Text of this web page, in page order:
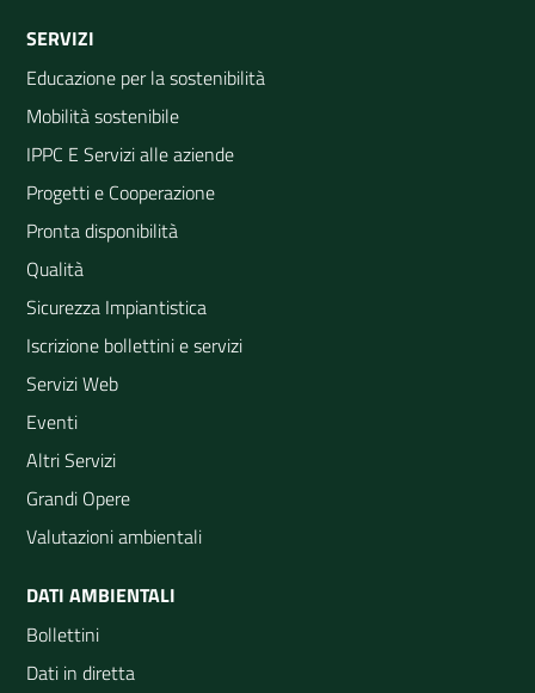
SERVIZI
Educazione per la sostenibilità
Mobilità sostenibile
IPPC E Servizi alle aziende
Progetti e Cooperazione
Pronta disponibilità
Qualità
Sicurezza Impiantistica
Iscrizione bollettini e servizi
Servizi Web
Eventi
Altri Servizi
Grandi Opere
Valutazioni ambientali
DATI AMBIENTALI
Bollettini
Dati in diretta